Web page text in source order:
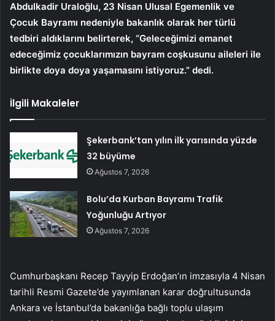
Abdulkadir Uraloğlu, 23 Nisan Ulusal Egemenlik ve
Çocuk Bayramı nedeniyle bakanlık olarak her türlü
tedbiri aldıklarını belirterek, “Geleceğimizi emanet
edeceğimiz çocuklarımızın bayram coşkusunu aileleri ile
birlikte doya doya yaşamasını istiyoruz.” dedi.
İlgili Makaleler
Şekerbank’tan yılın ilk yarısında yüzde
32 büyüme
Ağustos 7, 2026
Bolu’da Kurban Bayramı Trafik
Yoğunluğu Artıyor
Ağustos 7, 2026
Cumhurbaşkanı Recep Tayyip Erdoğan’ın imzasıyla 4 Nisan
tarihli Resmi Gazete’de yayımlanan karar doğrultusunda
Ankara ve İstanbul’da bakanlığa bağlı toplu ulaşım